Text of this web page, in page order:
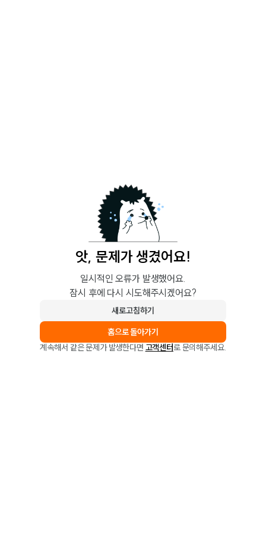
앗, 문제가 생겼어요!
일시적인 오류가 발생했어요.
잠시 후에 다시 시도해주시겠어요?
새로고침하기
홈으로 돌아가기
계속해서 같은 문제가 발생한다면 고객센터로 문의해주세요.